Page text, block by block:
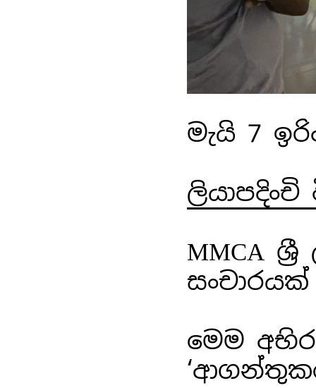
මැයි 7
MMCA
මෙම